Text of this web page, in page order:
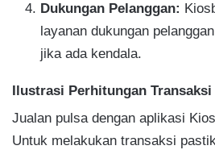
Dukungan Pelanggan:
layanan dukungan
jika ada kendala.
Ilustrasi Perhitungan
Jualan pulsa dengan aplikasi
Untuk melakukan transaksi